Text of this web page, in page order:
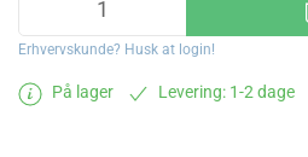
Erhvervskunde? Husk at login!
På lager Levering: 1-2 dage